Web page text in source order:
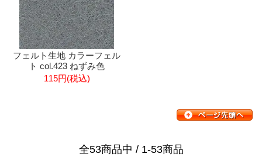
フェルト生地 カラーフェル
ト col.423 ねずみ色
115円(税込)
全53商品中 / 1-53商品